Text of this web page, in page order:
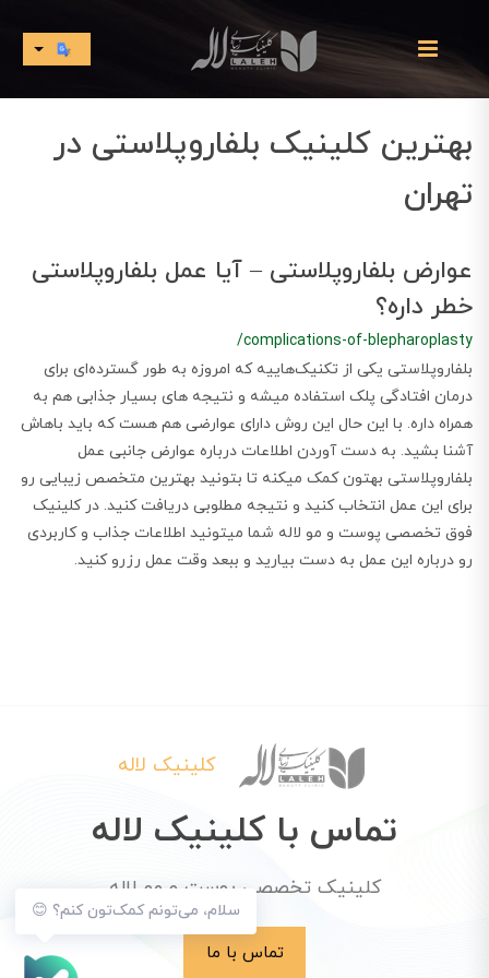
بهترین کلینیک بلفاروپلاستی در
تهران
عوارض بلفاروپلاستی – آیا عمل بلفاروپلاستی
خطر داره؟
/complications-of-blepharoplasty
​​​​بلفاروپلاستی یکی از تکنیک‌هاییه که امروزه به طور گسترده‌ای برای
درمان افتادگی پلک استفاده میشه و نتیجه های بسیار جذابی هم به
همراه داره. با این حال این روش دارای عوارضی هم هست که باید باهاش
آشنا بشید. به دست آوردن اطلاعات درباره عوارض جانبی عمل
بلفاروپلاستی بهتون کمک میکنه تا بتونید بهترین متخصص زیبایی رو
برای این عمل انتخاب کنید و نتیجه مطلوبی دریافت کنید. در کلینیک
فوق تخصصی پوست و مو لاله شما میتونید اطلاعات جذاب و کاربردی
رو درباره این عمل به دست بیارید و ببعد وقت عمل رزرو کنید.
سلام، می‌تونم کمک‌تون کنم؟ 😊
کلینیک لاله
تماس با کلینیک لاله
کلینیک تخصصی پوست و مو لاله
تماس با ما